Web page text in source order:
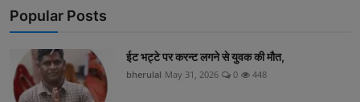
Popular Posts
ईट भट्टे पर करन्ट लगने से युवक की मौत,
bherulal May 31, 2026 0 448